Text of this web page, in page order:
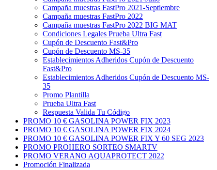
Campaña muestras FastPro 2021-Septiembre
Campaña muestras FastPro 2022
Campaña muestras FastPro 2022 BIG MAT
Condiciones Legales Prueba Ultra Fast
Cupón de Descuento Fast&Pro
Cupón de Descuento MS-35
Establecimientos Adheridos Cupón de Descuento
Fast&Pro
Establecimientos Adheridos Cupón de Descuento MS-
35
Promo Plantilla
Prueba Ultra Fast
Respuesta Valida Tu Código
PROMO 10 € GASOLINA POWER FIX 2023
PROMO 10 € GASOLINA POWER FIX 2024
PROMO 10 € GASOLINA POWER FIX Y 60 SEG 2023
PROMO PROHERO SORTEO SMARTV
PROMO VERANO AQUAPROTECT 2022
Promoción Finalizada